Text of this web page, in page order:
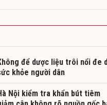
để dược liệu trôi nổi đe
khỏe người dân
Nội kiểm tra khẩn bút tiêm